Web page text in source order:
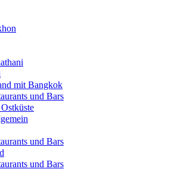
mit Bangkok
und Bars
und Bars
und Bars